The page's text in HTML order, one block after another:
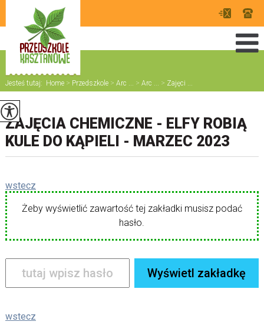
Jesteś tutaj: Home > Przedszkole > Arc ... > Arc ... > Zajęci ...
ZAJĘCIA CHEMICZNE - ELFY ROBIĄ
KULE DO KĄPIELI - MARZEC 2023
wstecz
Żeby wyświetlić zawartość tej zakładki musisz podać
hasło.
wstecz